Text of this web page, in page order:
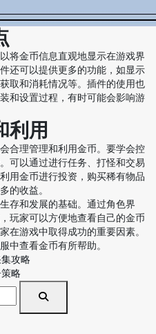
将金币信息直观地显示在游戏界
还可以提供更多的功能，如显示
取和消耗情况等。插件的使用也
和设置过程，有时可能会影响游
利用
合理管理和利用金币。要学会控
可以通过进行任务、打怪和交易
用金币进行投资，购买稀有物品
的收益。
存和发展的基础。通过角色界
玩家可以方便地查看自己的金币
在游戏中取得成功的重要因素。
中查看金币有所帮助。
攻略
略